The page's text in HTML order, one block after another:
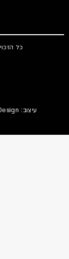
כל הזכויות
עיצוב:Design